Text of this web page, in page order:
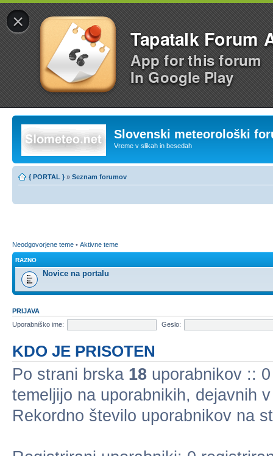
×
Tapatalk Forum
App for this forum
In Google Play
Slovenski meteorološki
Vreme v slikah in besedah
{ PORTAL } » Seznam forumov
Neodgovorjene teme • Aktivne teme
RAZNO
Novice na portalu
PRIJAVA
Uporabniško ime:
Geslo:
KDO JE PRISOTEN
Po strani brska 18 uporabnikov ::
temeljijo na uporabnikih, dejavnih
Rekordno število uporabnikov na